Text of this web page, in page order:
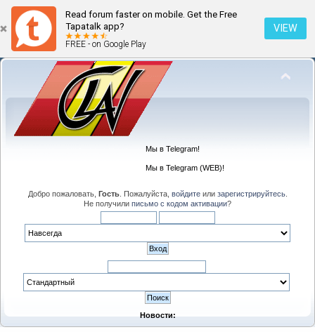
Read forum faster on mobile. Get the Free
Tapatalk app?
FREE - on Google Play
VIEW
Мы в Telegram!
Мы в Telegram (WEB)!
Добро пожаловать, Гость. Пожалуйста, войдитеили зарегистрируйтесь.
Не получили письмо с кодом активации?
Новости: